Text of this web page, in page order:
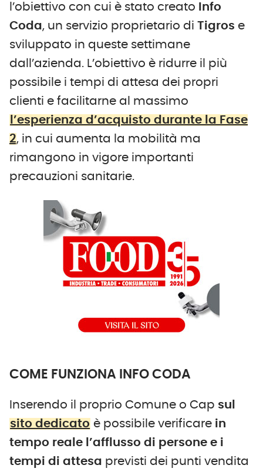
l’obiettivo con cui è stato creato
Info
Coda, un servizio proprietario di Tigros e
sviluppato in queste settimane
dall’azienda. L’obiettivo è ridurre il più
possibile i tempi di attesa dei propri
clienti e facilitarne al massimo
l’esperienza d’acquisto durante la Fase
2, in cui aumenta la mobilità ma
rimangono in vigore importanti
precauzioni sanitarie.
COME FUNZIONA INFO CODA
Inserendo il proprio Comune o Cap sul
sito dedicato è possibile verificare in
tempo reale l’afflusso di persone e i
tempi di attesa previsti dei punti vendita